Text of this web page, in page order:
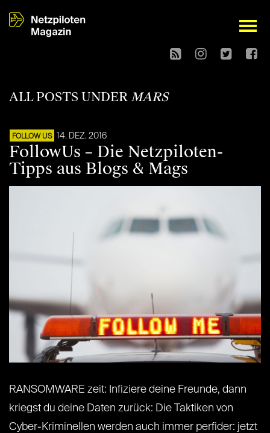
open
ALL POSTS UNDER MARS
FOLLOW US 14. DEZ. 2016
FollowUs – Die Netzpiloten-
Tipps aus Blogs & Mags
RANSOMWARE zeit: Infiziere deine Freunde, dann
kriegst du deine Daten zurück: Die Taktiken von
Cyber-Kriminellen werden auch immer perfider: jetzt